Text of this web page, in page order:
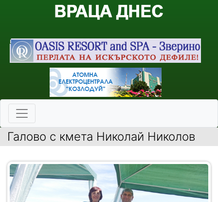
Галово с кмета Николай Николов